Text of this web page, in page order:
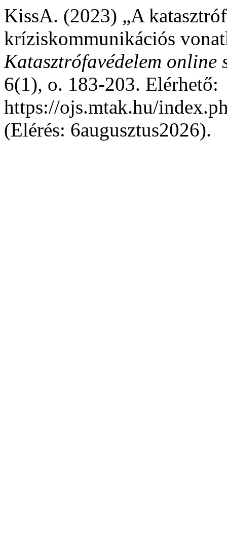
KissA. (2023) „A
kríziskommunikációs
Katasztrófavédelem online
6(1), o. 183-203. Elérhető:
https://ojs.mtak.hu/
(Elérés: 6augusztus2026).